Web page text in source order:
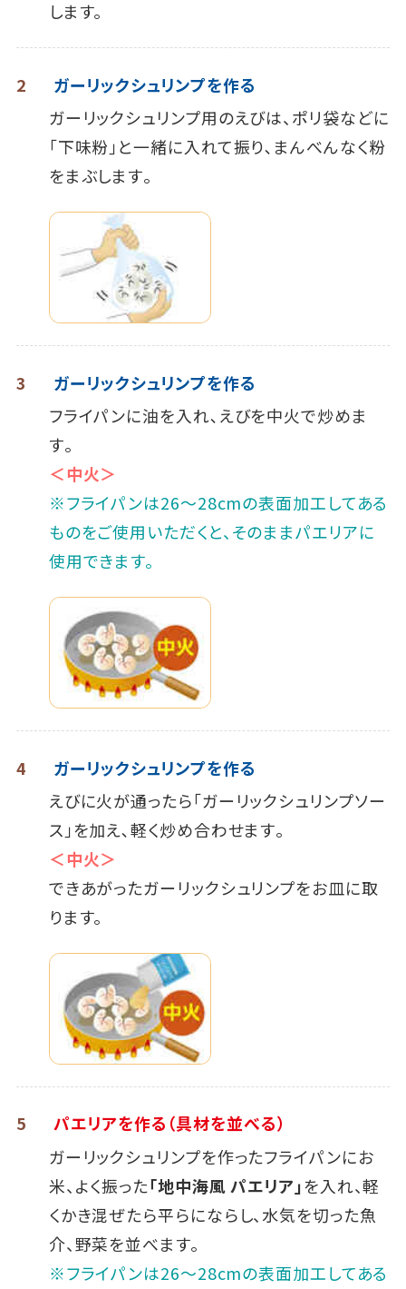
します。
2
ガーリックシュリンプを作る
ガーリックシュリンプ用のえびは、ポリ袋などに
｢下味粉｣と一緒に入れて振り､まんべんなく粉
をまぶします｡
3
ガーリックシュリンプを作る
フライパンに油を入れ､えびを中火で炒めま
す｡
＜中火＞
※フライパンは26～28cmの表面加工してある
ものをご使用いただくと、そのままパエリアに
使用できます。
4
ガーリックシュリンプを作る
えびに火が通ったら｢ガーリックシュリンプソー
ス｣を加え､軽く炒め合わせます｡
＜中火＞
できあがったガーリックシュリンプをお皿に取
ります。
5
パエリアを作る（具材を並べる）
ガーリックシュリンプを作ったフライパンにお
米、よく振った「地中海風 パエリア」を入れ、軽
くかき混ぜたら平らにならし、水気を切った魚
介、野菜を並べます。
※フライパンは26～28cmの表面加工してある